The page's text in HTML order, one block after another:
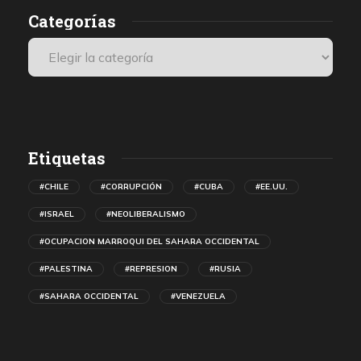
Categorías
Etiquetas
#CHILE #CORRUPCIÓN #CUBA #EE.UU.
#ISRAEL #NEOLIBERALISMO
#OCUPACION MARROQUI DEL SAHARA OCCIDENTAL
#PALESTINA #REPRESION #RUSIA
#SAHARA OCCIDENTAL #VENEZUELA